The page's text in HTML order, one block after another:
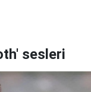
sesleri